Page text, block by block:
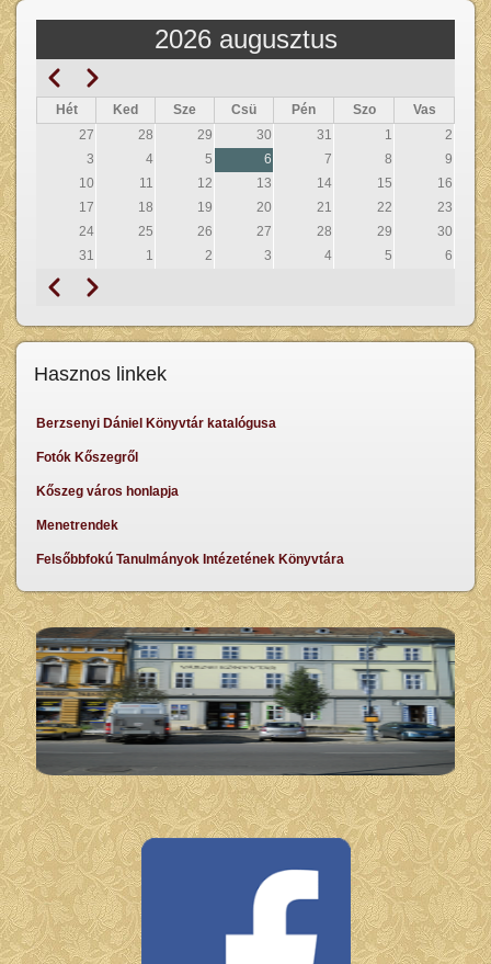
2026 augusztus
Oldalszámozás
Előző Következő
Hét Ked Sze Csü Pén Szo
Vas
27
28 29 30 31 1
2
3
4 5 6 7 8
9
10
11 12 13 14 15
16
17
18 19 20 21 22
23
24
25 26 27 28 29
30
31
1 2 3 4 5 6
Oldalszámozás
Előző Következő
Hasznos linkek
Berzsenyi Dániel Könyvtár katalógusa
Fotók Kőszegről
Kőszeg város honlapja
Menetrendek
Felsőbbfokú Tanulmányok Intézetének Könyvtára